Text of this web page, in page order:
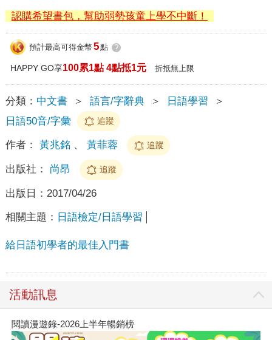
認購希望書包，幫助弱勢孩童上學不中斷！
預計最高可得金幣 5點 ?
HAPPY GO享100累1點 4點抵1元 折抵無上限
分類： 中文書 ＞ 語言/字辭典 ＞ 日語學習
＞
日語50音/字彙
追蹤
作者： 黃兆銘 、 黃菲蓉 追蹤
出版社： 尚昂 追蹤
出版日： 2017/04/26
相關主題： 日語檢定/日語學習
給日語初學者的最佳入門書
活動訊息
閱讀漫遊錄-2026上半年暢銷榜